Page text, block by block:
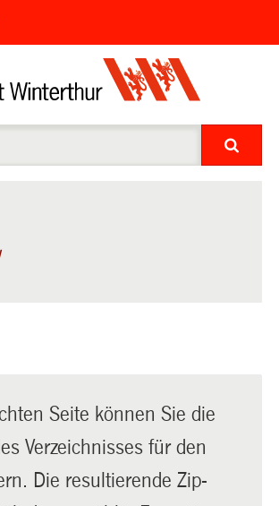
Seite können Sie die
Verzeichnisses für den
Die resultierende Zip-